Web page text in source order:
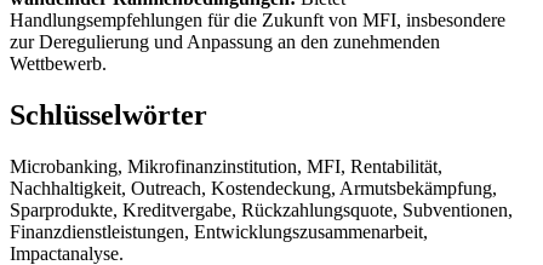
Handlungsempfehlungen für die Zukunft von MFI, insbesondere
zur Deregulierung und Anpassung an den zunehmenden
Wettbewerb.
Schlüsselwörter
Microbanking, Mikrofinanzinstitution, MFI, Rentabilität,
Nachhaltigkeit, Outreach, Kostendeckung, Armutsbekämpfung,
Sparprodukte, Kreditvergabe, Rückzahlungsquote, Subventionen,
Finanzdienstleistungen, Entwicklungszusammenarbeit,
Impactanalyse.